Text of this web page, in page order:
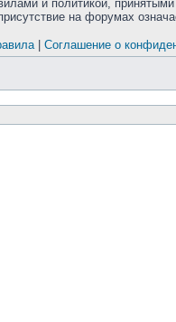
и политикой,
на форумах
| Соглашение о